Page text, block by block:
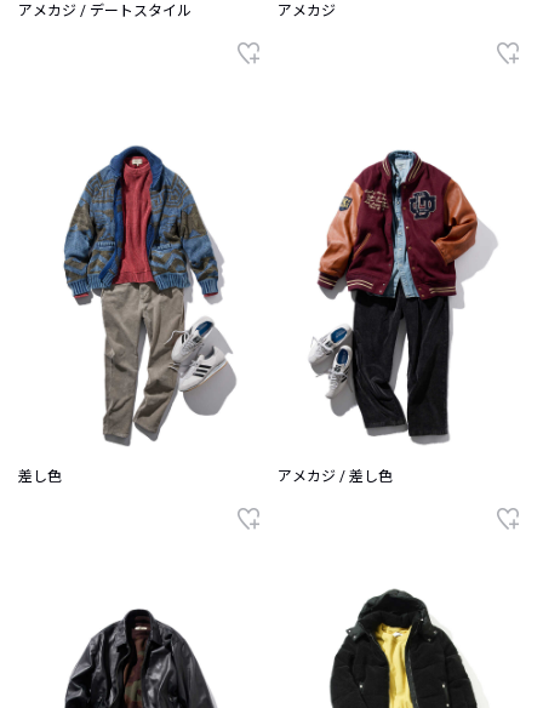
アメカジ / デートスタイル アメカジ
差し色 アメカジ / 差し色